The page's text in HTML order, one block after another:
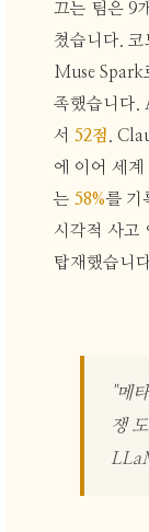
끄는 팀은 9
쳤습니다.
Muse Spark
족했습니다.
서 52점 .
에 이어 세
는 58%를 기
시각적 사고
탑재했습니
"메
쟁